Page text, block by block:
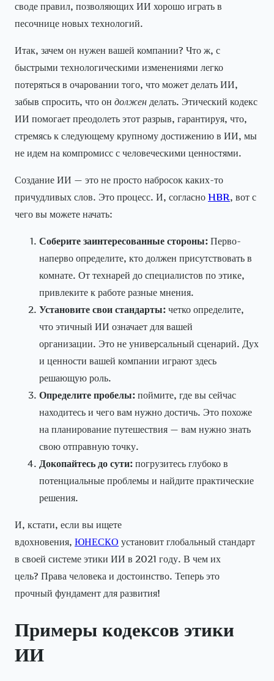
своде правил, позволяющих ИИ хорошо играть в
песочнице новых технологий.
Итак, зачем он нужен вашей компании? Что ж, с
быстрыми технологическими изменениями легко
потеряться в очаровании того, что может делать ИИ,
забыв спросить, что он должен делать. Этический кодекс
ИИ помогает преодолеть этот разрыв, гарантируя, что,
стремясь к следующему крупному достижению в ИИ, мы
не идем на компромисс с человеческими ценностями.
Создание ИИ — это не просто набросок каких-то
причудливых слов. Это процесс. И, согласно HBR, вот с
чего вы можете начать:
Соберите заинтересованные стороны: Перво-
наперво определите, кто должен присутствовать в
комнате. От технарей до специалистов по этике,
привлеките к работе разные мнения.
Установите свои стандарты: четко определите,
что этичный ИИ означает для вашей
организации. Это не универсальный сценарий. Дух
и ценности вашей компании играют здесь
решающую роль.
Определите пробелы: поймите, где вы сейчас
находитесь и чего вам нужно достичь. Это похоже
на планирование путешествия — вам нужно знать
свою отправную точку.
Докопайтесь до сути: погрузитесь глубоко в
потенциальные проблемы и найдите практические
решения.
И, кстати, если вы ищете
вдохновения, ЮНЕСКО установит глобальный стандарт
в своей системе этики ИИ в 2021 году. В чем их
цель? Права человека и достоинство. Теперь это
прочный фундамент для развития!
Примеры кодексов этики
ИИ